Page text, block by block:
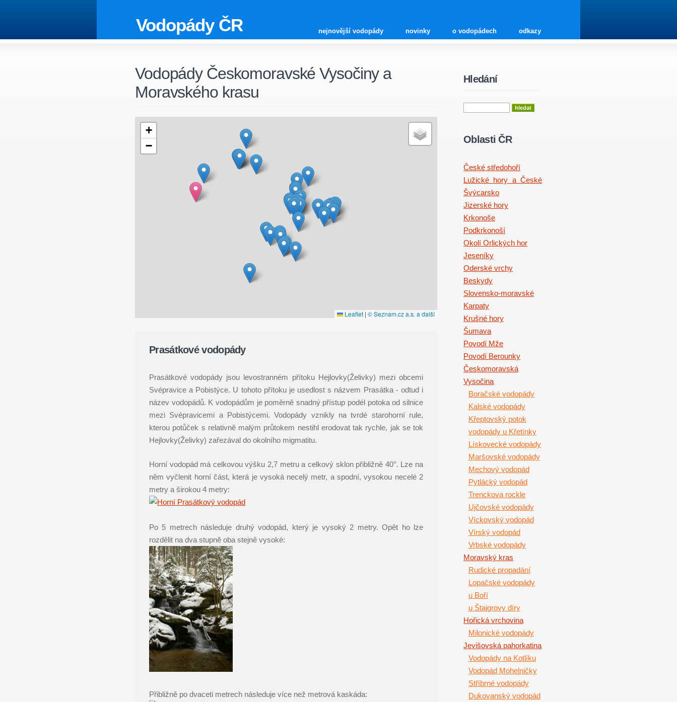
Vodopády ČR nejnovější vodopády novinky o vodopádech odkazy
Vodopády Českomoravské Vysočiny a
Moravského krasu
+
−
Leaflet | © Seznam.cz a.s. a další
Prasátkové vodopády
Prasátkové vodopády jsou levostranném přítoku Hejlovky(Želivky) mezi obcemi
Svépravice a Pobistýce. U tohoto přítoku je usedlost s názvem Prasátka - odtud i
název vodopádů. K vodopádům je poměrně snadný přístup podél potoka od silnice
mezi Svépravicemi a Pobistýcemi. Vodopády vznikly na tvrdé starohorní rule,
kterou potůček s relativně malým průtokem nestihl erodovat tak rychle, jak se tok
Hejlovky(Želivky) zařezával do okolního migmatitu.
Horní vodopád má celkovou výšku 2,7 metru a celkový sklon přibližně 40°. Lze na
něm vyčlenit horní část, která je vysoká necelý metr, a spodní, vysokou necelé 2
metry a širokou 4 metry:
Po 5 metrech následuje druhý vodopád, který je vysoký 2 metry. Opět ho lze
rozdělit na dva stupně oba stejně vysoké:
Přibližně po dvaceti metrech následuje více než metrová kaskáda:
Hledání
Oblasti ČR
České středohoří
Lužické hory a České
Švýcarsko
Jizerské hory
Krkonoše
Podkrkonoší
Okolí Orlických hor
Jeseníky
Oderské vrchy
Beskydy
Slovensko-moravské
Karpaty
Krušné hory
Šumava
Povodí Mže
Povodí Berounky
Českomoravská
Vysočina
Boračské vodopády
Kalské vodopády
Křeptovský potok
vodopády u Křetínky
Lískovecké vodopády
Maršovské vodopády
Mechový vodopád
Pytlácký vodopád
Trenckova rockle
Ujčovské vodopády
Víckovský vodopád
Vírský vodopád
Vrbské vodopády
Moravský kras
Rudické propadání
Lopačské vodopády
u Boří
u Štajgrovy díry
Hořická vrchovina
Milonické vodopády
Jevišovská pahorkatina
Vodopády na Kotlíku
Vodopád Mohelničky
Stříbrné vodopády
Dukovanský vodopád